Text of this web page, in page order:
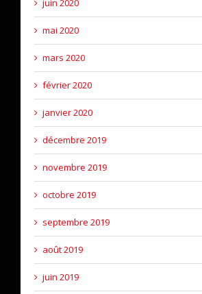
mai 2020
mars 2020
février 2020
janvier 2020
décembre 2019
novembre 2019
octobre 2019
septembre 2019
août 2019
juin 2019